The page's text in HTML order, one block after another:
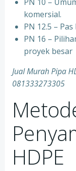
komersial.
PN 12.5 –
PN 16 –
proyek besar
Jual Murah Pipa
081333273305
HDPE